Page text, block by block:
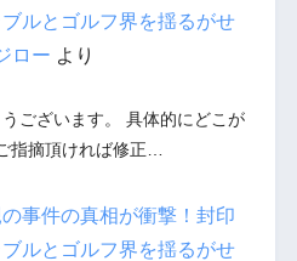
ルとゴルフ界を揺るがせ
ロー より
ございます。 具体的にどこが
指摘頂ければ修正…
事件の真相が衝撃！封印
ルとゴルフ界を揺るがせ